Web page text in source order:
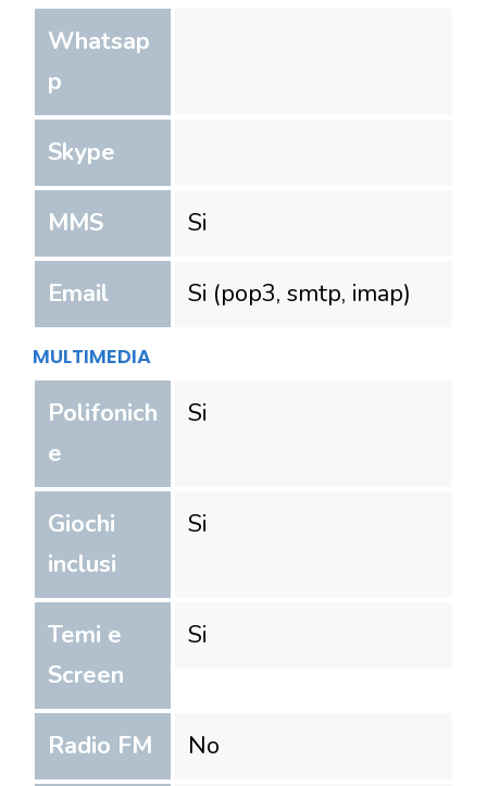
Whatsap
p
Skype
MMS Si
Email Si (pop3, smtp, imap)
MULTIMEDIA
Polifonich
e
Si
Giochi
inclusi
Si
Temi e
Screen
Si
Radio FM No